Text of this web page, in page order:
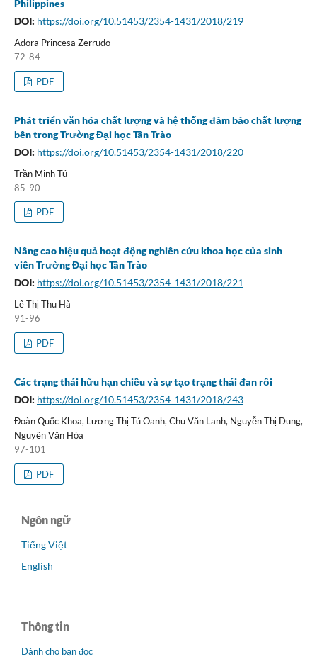
Philippines
DOI: https://doi.org/10.51453/2354-1431/2018/219
Adora Princesa Zerrudo
72-84
PDF
Phát triển văn hóa chất lượng và hệ thống đảm bảo chất lượng
bên trong Trường Đại học Tân Trào
DOI: https://doi.org/10.51453/2354-1431/2018/220
Trần Minh Tú
85-90
PDF
Nâng cao hiệu quả hoạt động nghiên cứu khoa học của sinh
viên Trường Đại học Tân Trào
DOI: https://doi.org/10.51453/2354-1431/2018/221
Lê Thị Thu Hà
91-96
PDF
Các trạng thái hữu hạn chiều và sự tạo trạng thái đan rối
DOI: https://doi.org/10.51453/2354-1431/2018/243
Đoàn Quốc Khoa, Lương Thị Tú Oanh, Chu Văn Lanh, Nguyễn Thị Dung,
Nguyên Văn Hòa
97-101
PDF
Ngôn ngữ
Tiếng Việt
English
Thông tin
Dành cho bạn đọc